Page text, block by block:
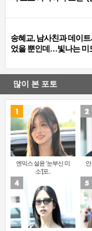
송혜교, 남사친과 데이
었을 뿐인데…빛나는 미
많이 본 포토
엔믹스 설윤 ‘눈부신 미
소’[포..